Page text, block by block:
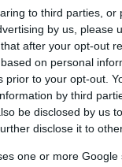
to third parties,
by us, please
after your opt-out
on personal
prior to your opt-out.
by third
be disclosed by us
disclose it to
one or more